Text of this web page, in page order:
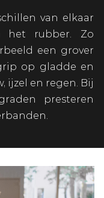
van elkaar
het rubber. Zo
een grover
op gladde en
ijzel en regen. Bij
presteren